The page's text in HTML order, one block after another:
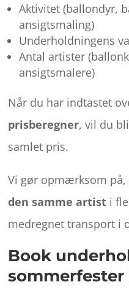
Aktivitet (ballondyr,
ansigtsmaling)
Underholdningens
Antal artister
ansigtsmalere)
Når du har indtastet
prisberegner, vil du
samlet pris.
Vi gør opmærksom på,
den samme artist i
medregnet transport i
Book
sommerfester